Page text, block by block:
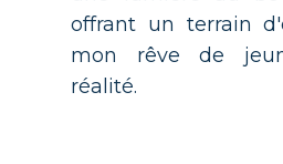
offrant un terrain
mon rêve de
réalité.